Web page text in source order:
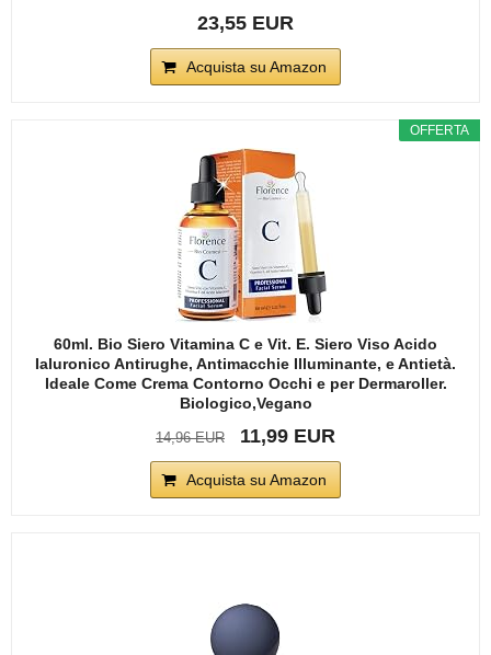
23,55 EUR
Acquista su Amazon
OFFERTA
60ml. Bio Siero Vitamina C e Vit. E. Siero Viso Acido
Ialuronico Antirughe, Antimacchie Illuminante, e Antietà.
Ideale Come Crema Contorno Occhi e per Dermaroller.
Biologico,Vegano
14,96 EUR 11,99 EUR
Acquista su Amazon